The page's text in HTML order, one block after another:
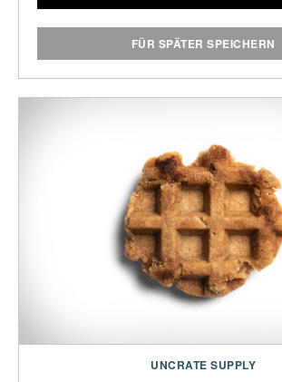
FÜR SPÄTER SPEICHERN
UNCRATE SUPPLY